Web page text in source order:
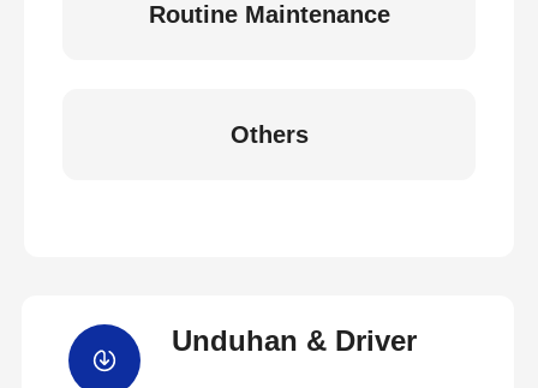
Routine Maintenance
Others
Unduhan & Driver